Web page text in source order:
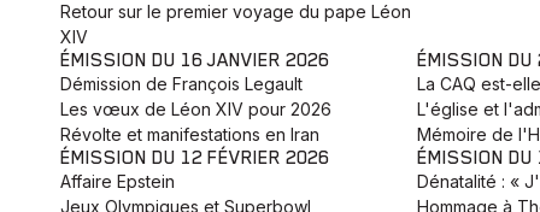
Retour sur le premier voyage du pape Léon
XIV
ÉMISSION DU 16 JANVIER 2026
Démission de François Legault
Les vœux de Léon XIV pour 2026
Révolte et manifestations en Iran
ÉMISSION
La CAQ est-
L'église et
Mémoire de
ÉMISSION DU 12 FÉVRIER 2026
Affaire Epstein
Jeux Olympiques et Superbowl
ÉMISSION
Dénatalité : «
Hommage à